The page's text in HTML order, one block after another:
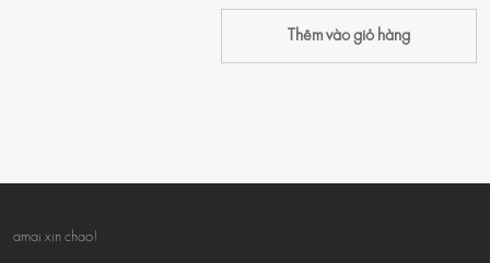
Thêm vào giỏ hàng
amai xin chao!